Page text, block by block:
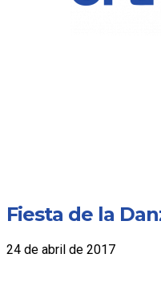
Fiesta de la
24 de abril de 2017